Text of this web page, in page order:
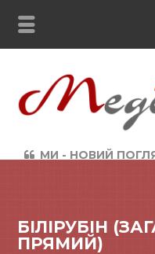
МИ - НОВИЙ
БІЛІРУБІН
ПРЯМИЙ)